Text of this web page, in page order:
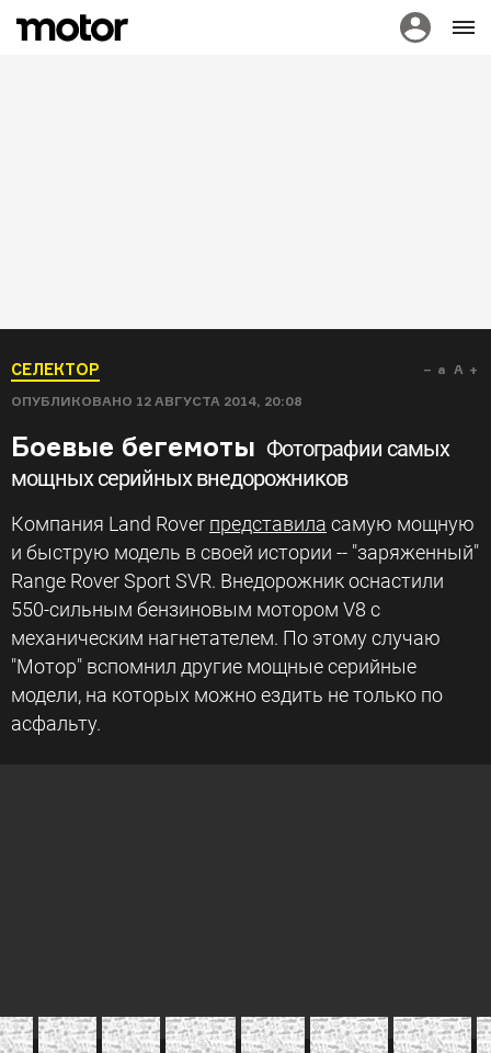
СЕЛЕКТОР
ОПУБЛИКОВАНО 12 АВГУСТА 2014, 20:08
a A
Боевые бегемоты Фотографии самых
мощных серийных внедорожников
Компания Land Rover представила самую мощную
и быструю модель в своей истории -- "заряженный"
Range Rover Sport SVR. Внедорожник оснастили
550-сильным бензиновым мотором V8 с
механическим нагнетателем. По этому случаю
"Мотор" вспомнил другие мощные серийные
модели, на которых можно ездить не только по
асфальту.